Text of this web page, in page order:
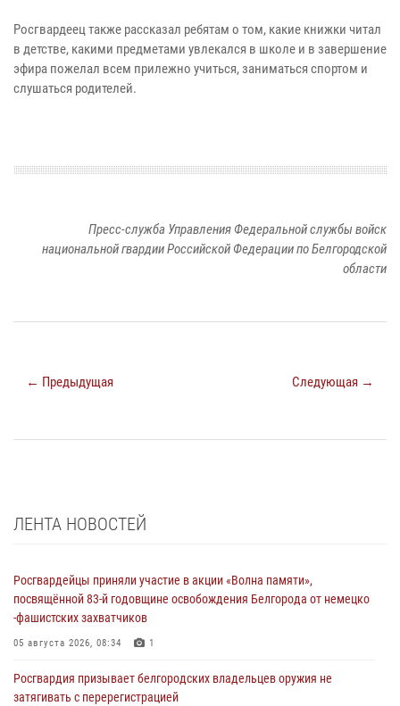
Росгвардеец также рассказал ребятам о том, какие книжки читал
в детстве, какими предметами увлекался в школе и в завершение
эфира пожелал всем прилежно учиться, заниматься спортом и
слушаться родителей.
Пресс-служба Управления Федеральной службы войск
национальной гвардии Российской Федерации по Белгородской
области
← Предыдущая Следующая →
ЛЕНТА НОВОСТЕЙ
Росгвардейцы приняли участие в акции «Волна памяти»,
посвящённой 83‑й годовщине освобождения Белгорода от немецко
‑фашистских захватчиков
05 августа 2026, 08:34 1
Росгвардия призывает белгородских владельцев оружия не
затягивать с перерегистрацией